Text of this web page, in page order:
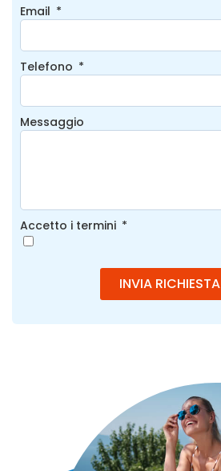
Email
Telefono
Messaggio
Accetto i termini
INVIA RICHIESTA